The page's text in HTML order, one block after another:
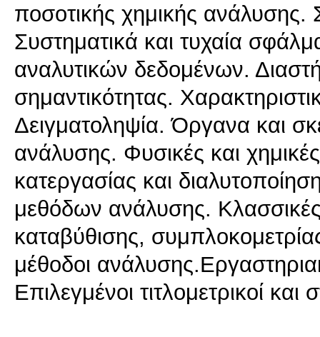
ποσοτικής χημικής
Συστηματικά και τυχαία
αναλυτικών δεδομένων.
σημαντικότητας.
Δειγματοληψία. Όργανα και
ανάλυσης. Φυσικές και
κατεργασίας και
μεθόδων ανάλυσης.
καταβύθισης,
μέθοδοι
Επιλεγμένοι τιτλομετρικοί